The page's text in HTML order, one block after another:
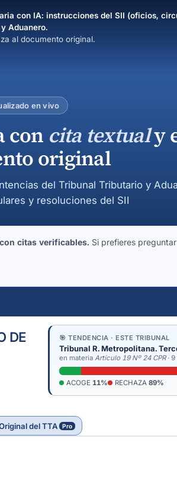
con IA: instrucciones del SII (oficios,
Aduanero.
al documento original.
en vivo
con cita textualy
original
del Tribunal Tributario y
y resoluciones del SII
citas verificables. Si prefieres
DE
🎯 TENDENCIA · ESTE TRIBUNAL
Tribunal R. Metropolitana.
en materia Artículo 19 Nº 24 CPR· 9
ACOGE 11% RECHAZA 89%
del TTA Pro